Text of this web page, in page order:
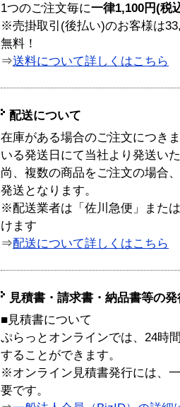
1つのご注文毎に一律1,100円(税
※売掛取引(後払い)のお客様は
無料！
⇒送料について詳しくはこちら
配送について
在庫がある場合のご注文につき
いる発送日にて当社より発送い
尚、複数の商品をご注文の場合
発送となります。
※配送業者は「佐川急便」また
けます
⇒配送について詳しくはこちら
見積書・請求書・納品書等の
■見積書について
ぷらっとオンラインでは、24時
することができます。
※オンライン見積書発行には、
要です。